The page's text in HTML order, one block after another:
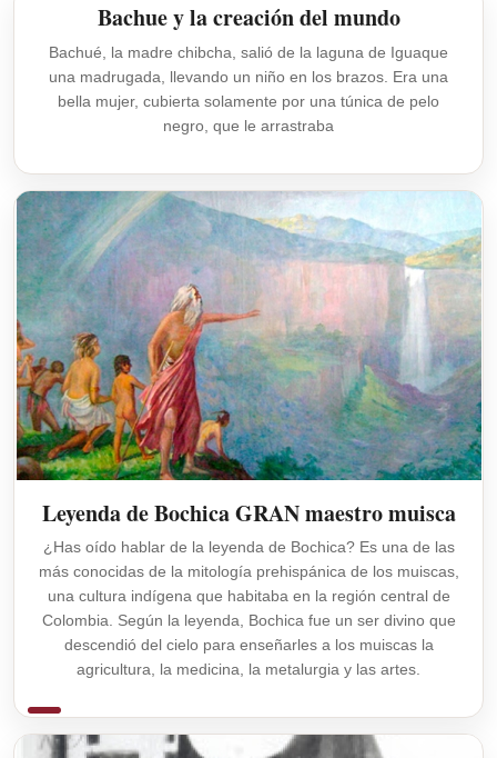
Bachue y la creación del mundo
Bachué, la madre chibcha, salió de la laguna de Iguaque
una madrugada, llevando un niño en los brazos. Era una
bella mujer, cubierta solamente por una túnica de pelo
negro, que le arrastraba
Leyenda de Bochica GRAN maestro muisca
¿Has oído hablar de la leyenda de Bochica? Es una de las
más conocidas de la mitología prehispánica de los muiscas,
una cultura indígena que habitaba en la región central de
Colombia. Según la leyenda, Bochica fue un ser divino que
descendió del cielo para enseñarles a los muiscas la
agricultura, la medicina, la metalurgia y las artes.